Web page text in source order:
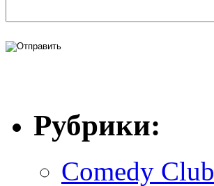
Рубрики:
Comedy Club